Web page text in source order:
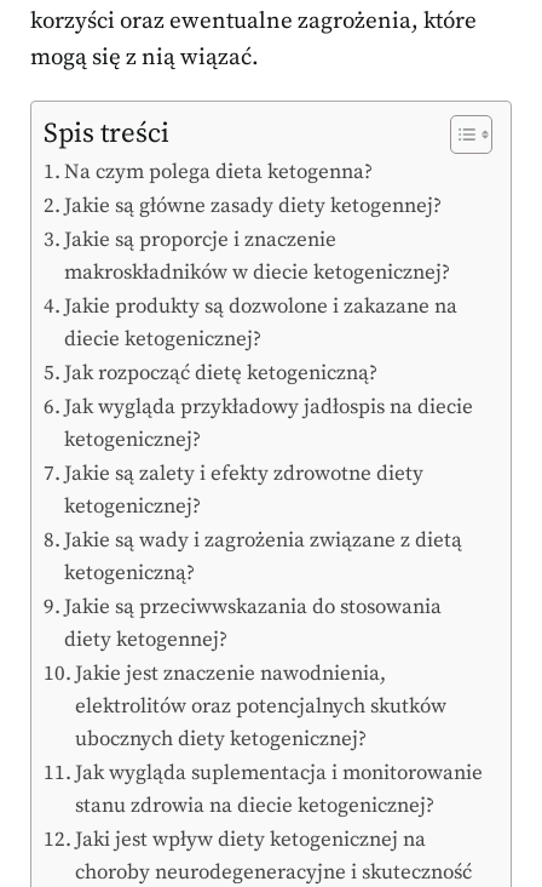
korzyści oraz ewentualne zagrożenia, które
mogą się z nią wiązać.
Spis treści
Na czym polega dieta ketogenna?
Jakie są główne zasady diety ketogennej?
Jakie są proporcje i znaczenie
makroskładników w diecie ketogenicznej?
Jakie produkty są dozwolone i zakazane na
diecie ketogenicznej?
Jak rozpocząć dietę ketogeniczną?
Jak wygląda przykładowy jadłospis na diecie
ketogenicznej?
Jakie są zalety i efekty zdrowotne diety
ketogenicznej?
Jakie są wady i zagrożenia związane z dietą
ketogeniczną?
Jakie są przeciwwskazania do stosowania
diety ketogennej?
Jakie jest znaczenie nawodnienia,
elektrolitów oraz potencjalnych skutków
ubocznych diety ketogenicznej?
Jak wygląda suplementacja i monitorowanie
stanu zdrowia na diecie ketogenicznej?
Jaki jest wpływ diety ketogenicznej na
choroby neurodegeneracyjne i skuteczność